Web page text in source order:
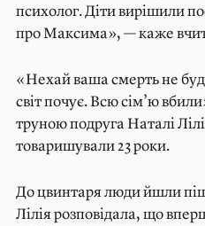
психолог. Діти вирішили
про Максима», — каже
«Нехай ваша смерть не
світ почує. Всю сім’ю
труною подруга Наталі
товаришували 23 роки.
До цвинтаря люди йшли
Лілія розповідала, що